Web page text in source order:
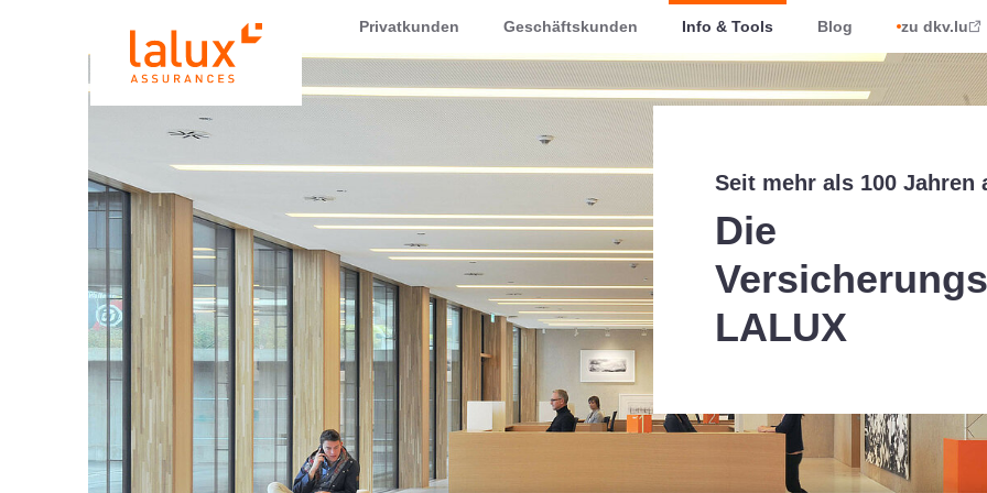
LALUX AssurancesPrivatkunden Geschäftskunden Info & Tools Blog zu dkv.lu
Seit mehr als 100 Jahren
Die
LALUX